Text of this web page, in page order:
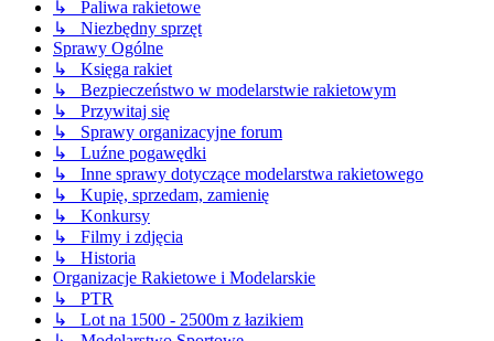
↳ Paliwa rakietowe
↳ Niezbędny sprzęt
Sprawy Ogólne
↳ Księga rakiet
↳ Bezpieczeństwo w modelarstwie rakietowym
↳ Przywitaj się
↳ Sprawy organizacyjne forum
↳ Luźne pogawędki
↳ Inne sprawy dotyczące modelarstwa rakietowego
↳ Kupię, sprzedam, zamienię
↳ Konkursy
↳ Filmy i zdjęcia
↳ Historia
Organizacje Rakietowe i Modelarskie
↳ PTR
↳ Lot na 1500 - 2500m z łazikiem